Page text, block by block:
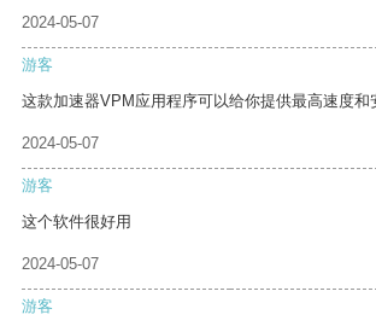
2024-05-07
游客
这款加速器VPM应用程序可以给你提供最高速度和
2024-05-07
游客
这个软件很好用
2024-05-07
游客